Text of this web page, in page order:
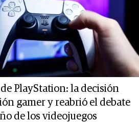
PlayStation: la decisión
gamer y reabrió el debate
de los videojuegos